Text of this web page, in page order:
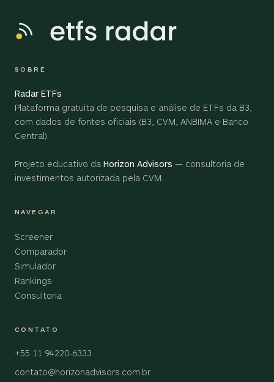
SOBRE
Radar ETFs
Plataforma gratuita de pesquisa e análise de ETFs da B3,
com dados de fontes oficiais (B3, CVM, ANBIMA e Banco
Central).
Projeto educativo da Horizon Advisors — consultoria de
investimentos autorizada pela CVM.
NAVEGAR
Screener
Comparador
Simulador
Rankings
Consultoria
CONTATO
+55 11 94220-6333
contato@horizonadvisors.com.br